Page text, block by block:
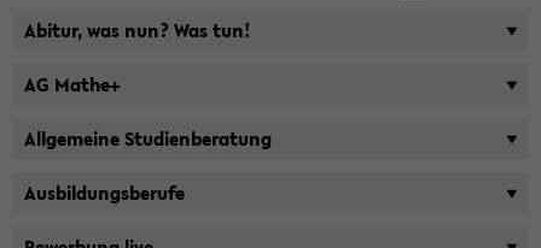
seln
Ab­itur, was nun? Was tun!
AG Mathe+
All­ge­mei­ne Stu­di­en­be­ra­tung
Aus­bil­dungs­be­ru­fe